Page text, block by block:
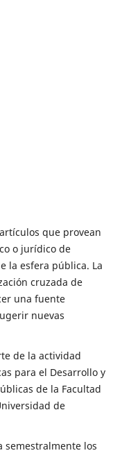
que provean
o jurídico de
la esfera pública. La
cruzada de
una fuente
nuevas
de la actividad
para el Desarrollo y
de la Facultad
de
semestralmente los